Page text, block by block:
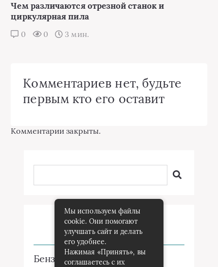
Чем различаются отрезной станок и
циркулярная пила
0 0 3 мин.
Комментариев нет, будьте
первым кто его оставит
Комментарии закрыты.
Рубрики
Бензоинструмент
Мы используем файлы
cookie. Они помогают
улучшать сайт и делать
его удобнее.
Нажимая «Принять», вы
соглашаетесь с их